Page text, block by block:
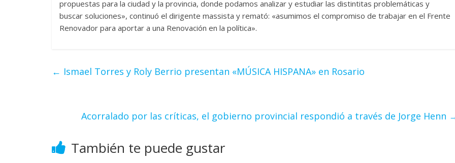
propuestas para la ciudad y la provincia, donde podamos analizar y estudiar las distintitas problemáticas y
buscar soluciones», continuó el dirigente massista y remató: «asumimos el compromiso de trabajar en el Frente
Renovador para aportar a una Renovación en la política».
← Ismael Torres y Roly Berrio presentan «MÚSICA HISPANA» en Rosario
Acorralado por las críticas, el gobierno provincial respondió a través de Jorge Henn
También te puede gustar